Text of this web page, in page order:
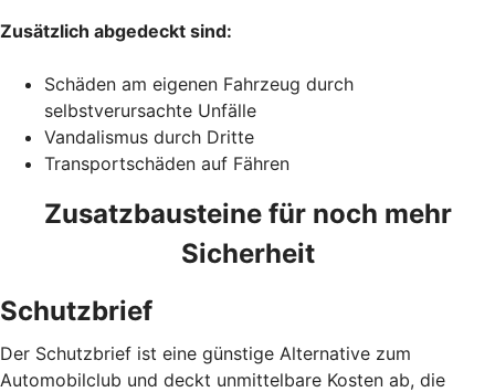
Zusätzlich abgedeckt sind:
Schäden am eigenen Fahrzeug durch
selbstverursachte Unfälle
Vandalismus durch Dritte
Transportschäden auf Fähren
Zusatzbausteine für noch mehr
Sicherheit
Schutzbrief
Der Schutzbrief ist eine günstige Alternative zum
Automobilclub und deckt unmittelbare Kosten ab, die